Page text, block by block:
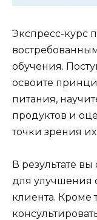
Экспресс-курс
обучения.
освоите
питания,
продуктов и
точки зрения
В результате
для улучшения
клиента. Кроме